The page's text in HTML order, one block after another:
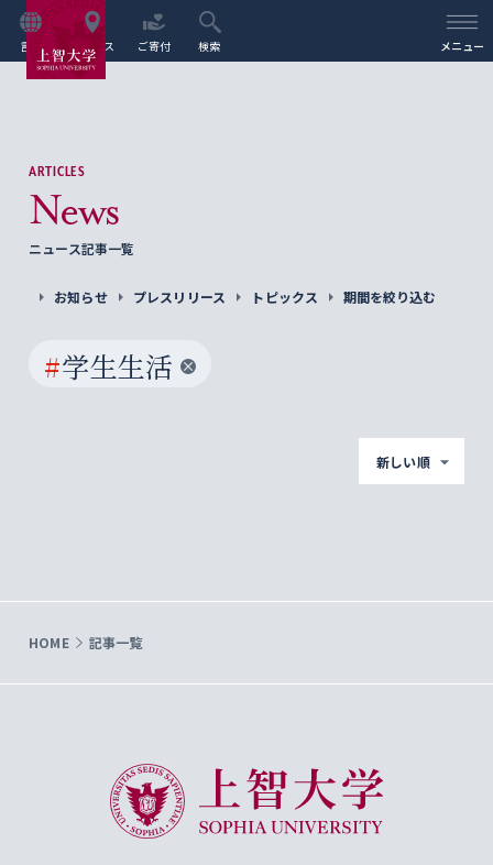
言語 アクセス ご寄付 検索 メニュー
ARTICLES
News
ニュース記事一覧
お知らせ プレスリリース トピックス 期間を絞り込む
#学生生活
新しい順
HOME 記事一覧
上智大学 Sophia University